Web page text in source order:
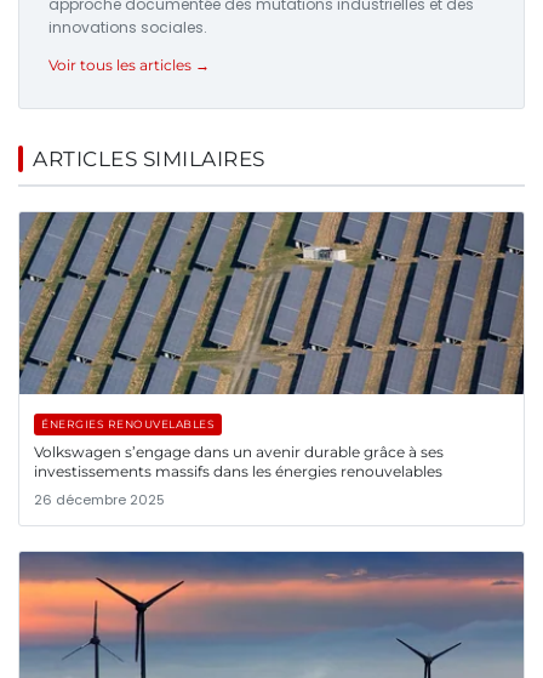
innovations sociales.
Voir tous les articles →
ARTICLES SIMILAIRES
ÉNERGIES RENOUVELABLES
Volkswagen s’engage dans un avenir durable grâce à ses
investissements massifs dans les énergies renouvelables
26 décembre 2025